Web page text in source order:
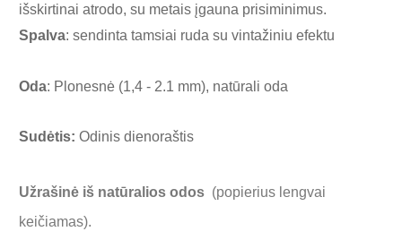
išskirtinai atrodo, su metais įgauna prisiminimus.
Spalva: sendinta tamsiai ruda su vintažiniu efektu
Oda: Plonesnė (1,4 - 2.1 mm), natūrali oda
Sudėtis: Odinis dienoraštis
Užrašinė iš natūralios odos (popierius lengvai
keičiamas).